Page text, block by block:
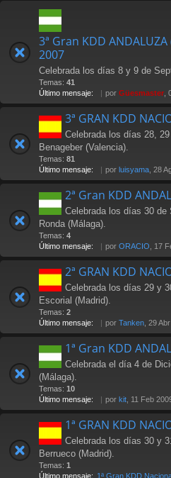
3ª Gran KDD
2007
Celebrada los días 8 y 9 de
Temas: 41
Último mensaje:
por Güesmaster , 01
3ª GRAN KDD
Celebrada los días 28,
Benageber (Valencia).
Temas: 81
Último mensaje:
por luisyama , 28 Ago 2009
2ª Gran KDD
Celebrada los días 30 de
Ronda (Málaga).
Temas: 4
Último mensaje:
por ORACIO , 17 Feb 2007
2ª GRAN KDD
Celebrada los días 29 y
Escorial (Madrid).
Temas: 2
Último mensaje:
por Tanken , 29 Abr 2006
1ª Gran KDD
Celebrada el día 4 de
(Málaga).
Temas: 10
Último mensaje:
por kit , 11 Feb 2009
1ª GRAN KDD
Celebrada los días 30 y
Berrueco (Madrid).
Temas: 1
Último mensaje: 1ª Gran KDD Nacional